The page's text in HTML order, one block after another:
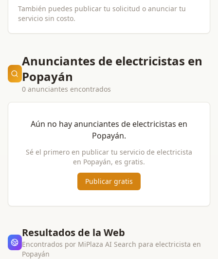
También puedes publicar tu solicitud o anunciar tu
servicio sin costo.
Anunciantes de electricistas en
Popayán
0 anunciantes encontrados
Aún no hay anunciantes de electricistas en
Popayán.
Sé el primero en publicar tu servicio de electricista
en Popayán, es gratis.
Publicar gratis
Resultados de la Web
Encontrados por MiPlaza AI Search para electricista en
Popayán